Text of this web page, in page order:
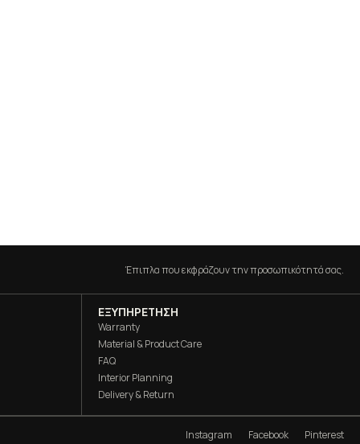
Έπιπλα που εκφράζουν την προσωπικότητά σας.
ΕΞΥΠΗΡΕΤΗΣΗ
Warranty
Material & Product Care
FAQ
Interior Planning
Delivery & Return
Instagram Facebook Pinterest